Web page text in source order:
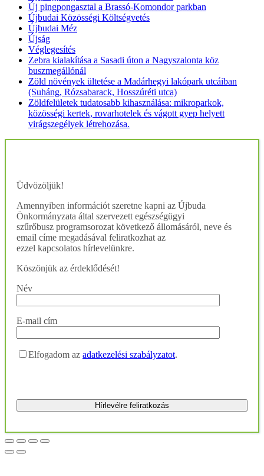
Új pingpongasztal a Brassó-Komondor parkban
Újbudai Közösségi Költségvetés
Újbudai Méz
Újság
Véglegesítés
Zebra kialakítása a Sasadi úton a Nagyszalonta köz
buszmegállónál
Zöld növények ültetése a Madárhegyi lakópark utcáiban
(Suháng, Rózsabarack, Hosszúréti utca)
Zöldfelületek tudatosabb kihasználása: mikroparkok,
közösségi kertek, rovarhotelek és vágott gyep helyett
virágszegélyek létrehozása.
Üdvözöljük!
Amennyiben információt szeretne kapni az Újbuda
Önkormányzata által szervezett egészségügyi
szűrőbusz programsorozat következő állomásáról, neve és
email címe megadásával feliratkozhat az
ezzel kapcsolatos hírlevelünkre.
Köszönjük az érdeklődését!
Név
E-mail cím
Elfogadom az adatkezelési szabályzatot.